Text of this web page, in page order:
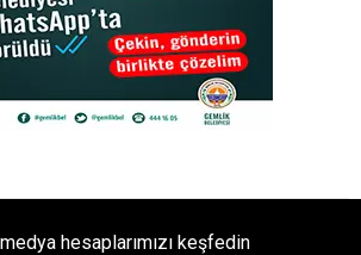
hesaplarımızı keşfedin